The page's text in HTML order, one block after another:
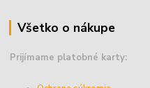
Všetko o nákupe
Prijímame platobné karty: